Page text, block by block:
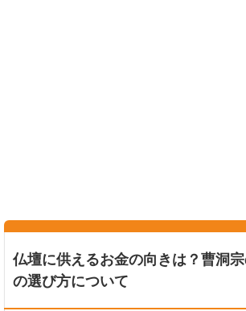
仏壇に供えるお金の向きは？曹洞
の選び方について